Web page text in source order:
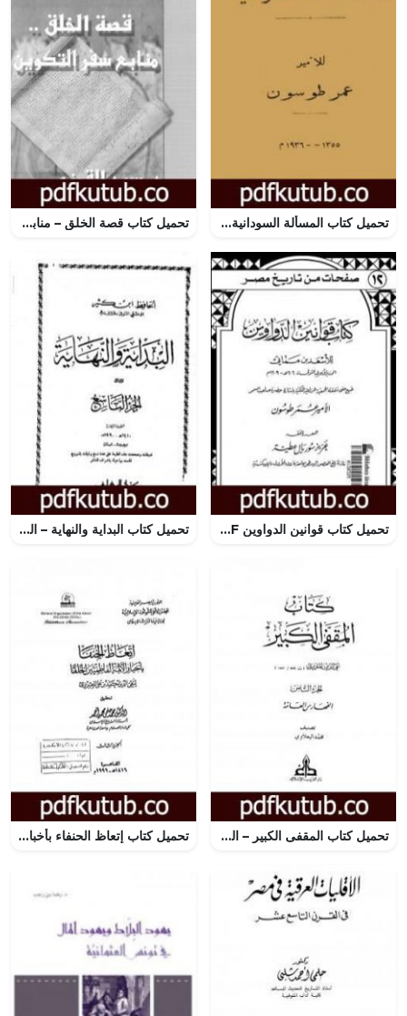
تحميل كتاب المسألة السودانية PDF تأليف عمر طوسون مجانا [كامل] تحميل كتاب قصة الخلق – منابع سفر التكوين PDF تأليف سيد القمني مجانا [كامل]
تحميل كتاب قوانين الدواوين PDF تأليف الأسعد بن مماتي مجانا [كامل] تحميل كتاب البداية والنهاية – الجزء التاسع PDF تأليف ابن كثير مجانا [كامل]
تحميل كتاب المقفى الكبير – الجزء الثامن PDF تأليف تقي الدين المقريزي مجانا [كامل] تحميل كتاب إتعاظ الحنفاء بأخبار الأئمة الفاطميين الخلفاء – الجزء الثالث PDF تأليف تقي الدين المقريزي مجانا [كامل]